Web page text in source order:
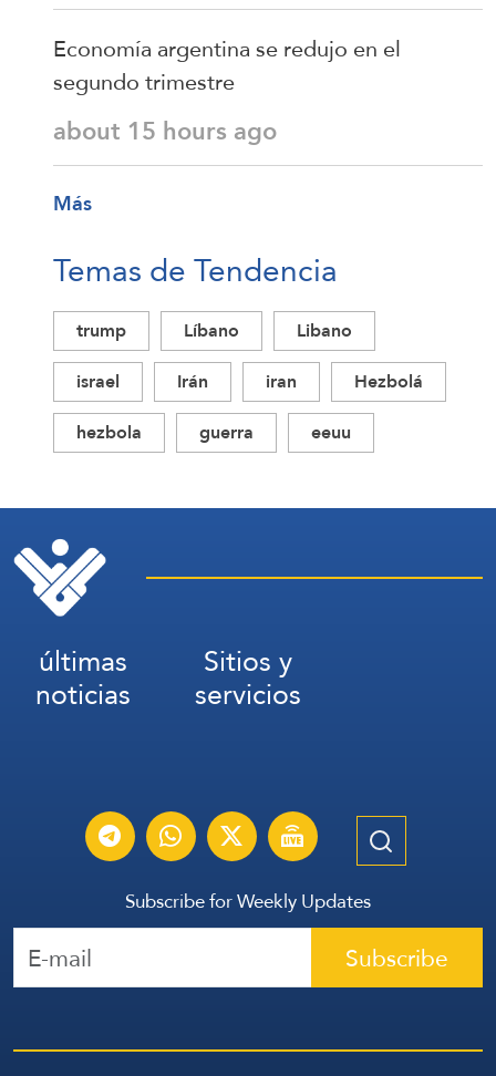
Economía argentina se redujo en el
segundo trimestre
about 15 hours ago
Más
Temas de Tendencia
trump Líbano
Libano
israel
Irán iran
Hezbolá
hezbola
guerra eeuu
últimas
noticias
Sitios y
servicios
Subscribe for Weekly Updates
Subscribe